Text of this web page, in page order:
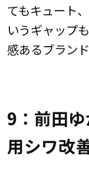
てもキュート
いうギャップ
感あるブランド
9：前田
用シワ改